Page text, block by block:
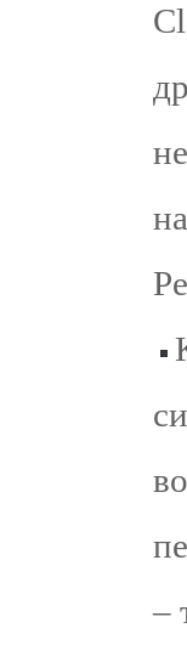
–